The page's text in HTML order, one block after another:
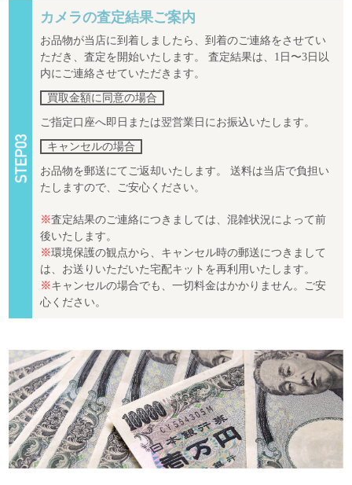
カメラの査定結果ご案内
お品物が当店に到着しましたら、到着のご連絡をさせてい
ただき、査定を開始いたします。 査定結果は、1日〜3日以
内にご連絡させていただきます。
買取金額に同意の場合
ご指定口座へ即日または翌営業日にお振込いたします。
キャンセルの場合
お品物を郵送にてご返却いたします。 送料は当店で負担い
たしますので、ご安心ください。
※査定結果のご連絡につきましては、混雑状況によって前
後いたします。
※環境保護の観点から、キャンセル時の郵送につきまして
は、お送りいただいた宅配キットを再利用いたします。
※キャンセルの場合でも、一切料金はかかりません。ご安
心ください。